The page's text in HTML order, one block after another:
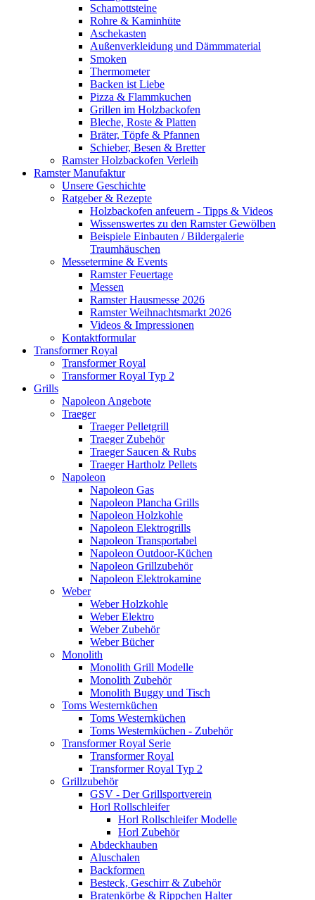
Schamottsteine
Rohre & Kaminhüte
Aschekasten
Außenverkleidung und Dämmmaterial
Smoken
Thermometer
Backen ist Liebe
Pizza & Flammkuchen
Grillen im Holzbackofen
Bleche, Roste & Platten
Bräter, Töpfe & Pfannen
Schieber, Besen & Bretter
Ramster Holzbackofen Verleih
Ramster Manufaktur
Unsere Geschichte
Ratgeber & Rezepte
Holzbackofen anfeuern - Tipps & Videos
Wissenswertes zu den Ramster Gewölben
Beispiele Einbauten / Bildergalerie
Traumhäuschen
Messetermine & Events
Ramster Feuertage
Messen
Ramster Hausmesse 2026
Ramster Weihnachtsmarkt 2026
Videos & Impressionen
Kontaktformular
Transformer Royal
Transformer Royal
Transformer Royal Typ 2
Grills
Napoleon Angebote
Traeger
Traeger Pelletgrill
Traeger Zubehör
Traeger Saucen & Rubs
Traeger Hartholz Pellets
Napoleon
Napoleon Gas
Napoleon Plancha Grills
Napoleon Holzkohle
Napoleon Elektrogrills
Napoleon Transportabel
Napoleon Outdoor-Küchen
Napoleon Grillzubehör
Napoleon Elektrokamine
Weber
Weber Holzkohle
Weber Elektro
Weber Zubehör
Weber Bücher
Monolith
Monolith Grill Modelle
Monolith Zubehör
Monolith Buggy und Tisch
Toms Westernküchen
Toms Westernküchen
Toms Westernküchen - Zubehör
Transformer Royal Serie
Transformer Royal
Transformer Royal Typ 2
Grillzubehör
GSV - Der Grillsportverein
Horl Rollschleifer
Horl Rollschleifer Modelle
Horl Zubehör
Abdeckhauben
Aluschalen
Backformen
Besteck, Geschirr & Zubehör
Bratenkörbe & Rippchen Halter